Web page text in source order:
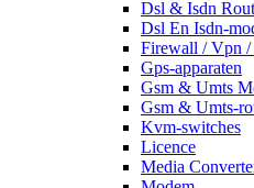
Dsl & Isdn
Dsl En Isdn-
Firewall / Vpn /
Gps-apparaten
Gsm & Umts
Gsm & Umts-
Kvm-switches
Licence
Media